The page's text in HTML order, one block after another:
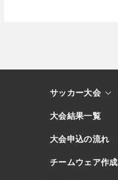
サッカー大会
大会結果一覧
大会申込の流れ
チームウェア作成